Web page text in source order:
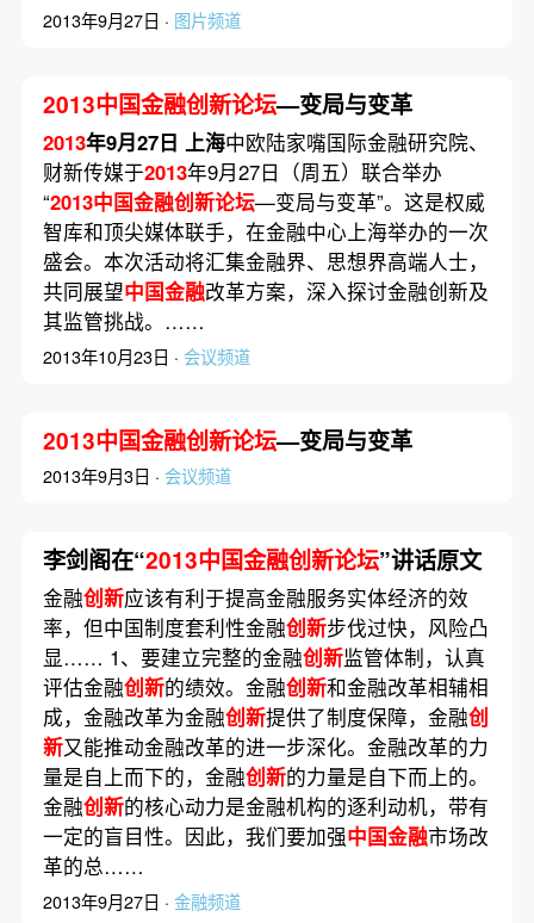
2013年9月27日 · 图片频道
2013中国金融创新论坛—变局与变革
2013年9月27日 上海中欧陆家嘴国际金融研究院、
财新传媒于2013年9月27日（周五）联合举办
“2013中国金融创新论坛—变局与变革”。这是权威
智库和顶尖媒体联手，在金融中心上海举办的一次
盛会。本次活动将汇集金融界、思想界高端人士，
共同展望中国金融改革方案，深入探讨金融创新及
其监管挑战。……
2013年10月23日 · 会议频道
2013中国金融创新论坛—变局与变革
2013年9月3日 · 会议频道
李剑阁在“2013中国金融创新论坛”讲话原文
金融创新应该有利于提高金融服务实体经济的效
率，但中国制度套利性金融创新步伐过快，风险凸
显…… 1、要建立完整的金融创新监管体制，认真
评估金融创新的绩效。金融创新和金融改革相辅相
成，金融改革为金融创新提供了制度保障，金融创
新又能推动金融改革的进一步深化。金融改革的力
量是自上而下的，金融创新的力量是自下而上的。
金融创新的核心动力是金融机构的逐利动机，带有
一定的盲目性。因此，我们要加强中国金融市场改
革的总……
2013年9月27日 · 金融频道